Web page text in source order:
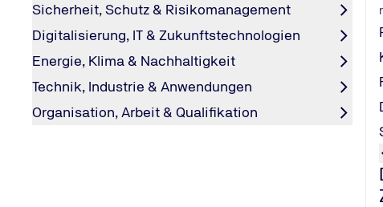
Sicherheit, Schutz & Risikomanagement
Digitalisierung, IT & Zukunftstechnologien
Energie, Klima & Nachhaltigkeit
Technik, Industrie & Anwendungen
Organisation, Arbeit & Qualifikation
Et bliev nix wie et wor ‒ Nichts
Kölsches Grundgesetz
Heike Schimmelpfennig
Geschäftsstellenleiterin